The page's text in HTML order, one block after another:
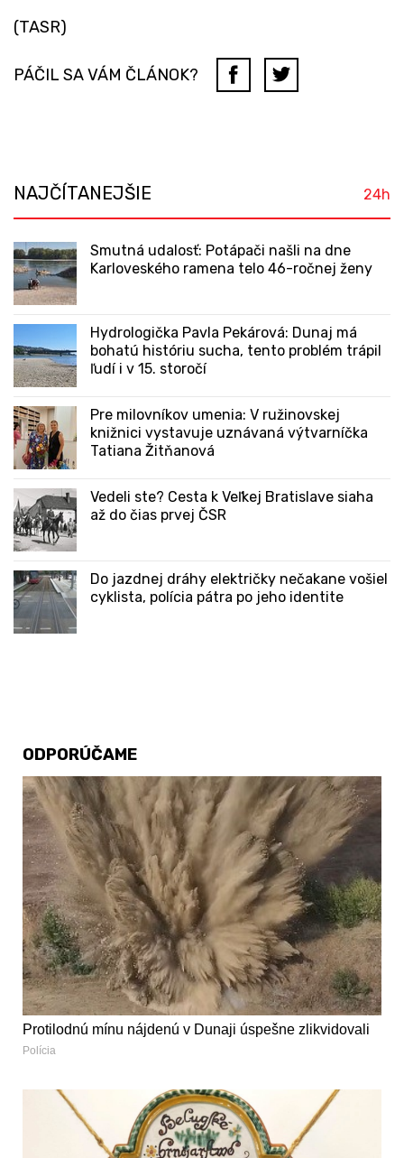
(TASR)
PÁČIL SA VÁM ČLÁNOK?
NAJČÍTANEJŠIE 24h
Smutná udalosť: Potápači našli na dne
Karloveského ramena telo 46-ročnej ženy
Hydrologička Pavla Pekárová: Dunaj má
bohatú históriu sucha, tento problém trápil
ľudí i v 15. storočí
Pre milovníkov umenia: V ružinovskej
knižnici vystavuje uznávaná výtvarníčka
Tatiana Žitňanová
Vedeli ste? Cesta k Veľkej Bratislave siaha
až do čias prvej ČSR
Do jazdnej dráhy električky nečakane vošiel
cyklista, polícia pátra po jeho identite
ODPORÚČAME
Protilodnú mínu nájdenú v Dunaji úspešne zlikvidovali
Polícia